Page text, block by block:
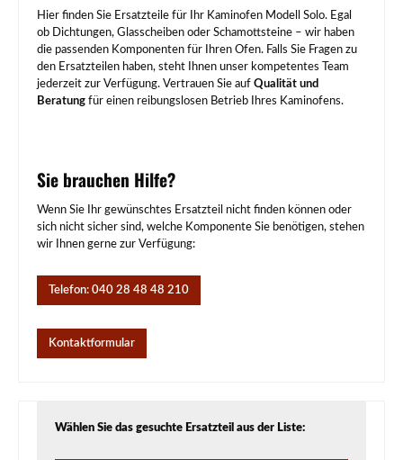
Hier finden Sie Ersatzteile für Ihr Kaminofen Modell Solo. Egal
ob Dichtungen, Glasscheiben oder Schamottsteine – wir haben
die passenden Komponenten für Ihren Ofen. Falls Sie Fragen zu
den Ersatzteilen haben, steht Ihnen unser kompetentes Team
jederzeit zur Verfügung. Vertrauen Sie auf Qualität und
Beratung für einen reibungslosen Betrieb Ihres Kaminofens.
Sie brauchen Hilfe?
Wenn Sie Ihr gewünschtes Ersatzteil nicht finden können oder
sich nicht sicher sind, welche Komponente Sie benötigen, stehen
wir Ihnen gerne zur Verfügung:
Telefon: 040 28 48 48 210
Kontaktformular
Wählen Sie das gesuchte Ersatzteil aus der Liste: